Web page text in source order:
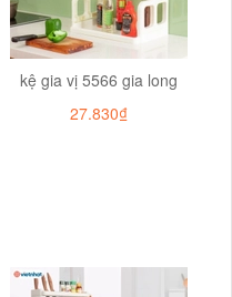
kệ gia vị 5566 gia long
27.830₫